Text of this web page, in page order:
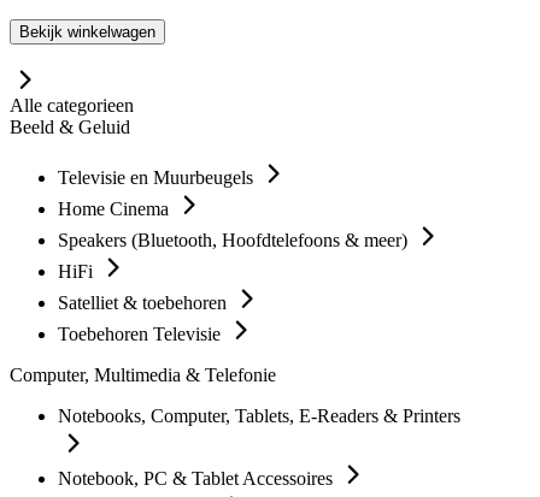
Bekijk winkelwagen
Alle categorieen
Beeld & Geluid
Televisie en Muurbeugels
Home Cinema
Speakers (Bluetooth, Hoofdtelefoons & meer)
HiFi
Satelliet & toebehoren
Toebehoren Televisie
Computer, Multimedia & Telefonie
Notebooks, Computer, Tablets, E-Readers & Printers
Notebook, PC & Tablet Accessoires